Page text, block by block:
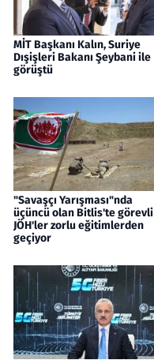
MİT Başkanı Kalın, Suriye
Dışişleri Bakanı Şeybani ile
görüştü
"Savaşçı Yarışması"nda
üçüncü olan Bitlis'te görevli
JÖH'ler zorlu eğitimlerden
geçiyor